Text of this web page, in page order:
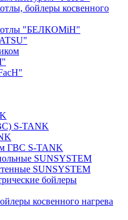
бойлеры косвенного
котлы "БЕЛКОМiН"
S-TANK
ГВС S-TANK
SUNSYSTEM
SUNSYSTEM
бойлеры
косвенного нагрева